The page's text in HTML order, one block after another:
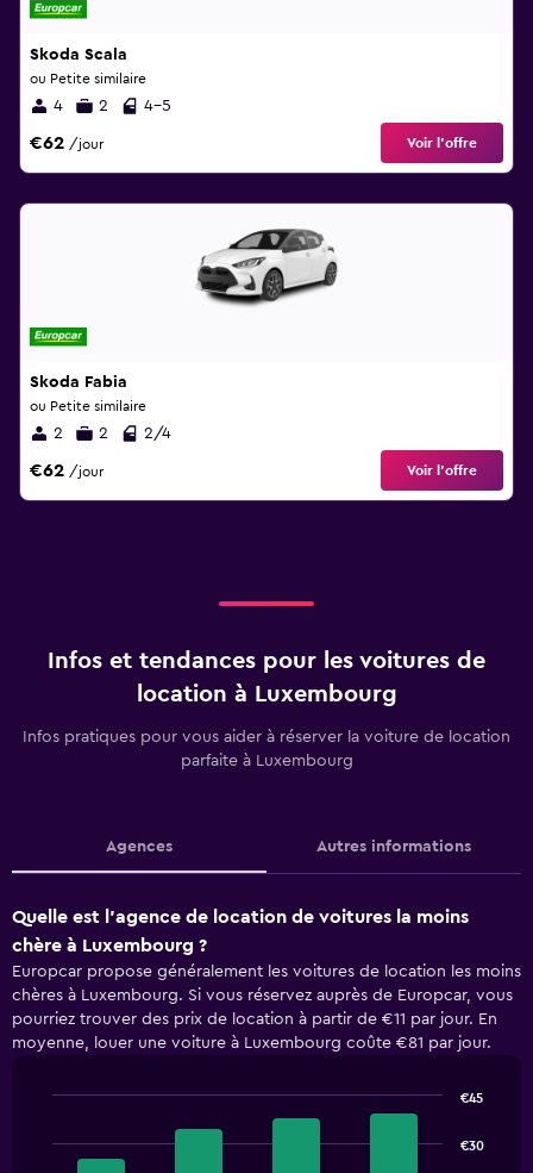
Skoda Scala
ou Petite similaire
4 2 4-5
€62 /jour Voir l’offre
Skoda Fabia
ou Petite similaire
2 2 2/4
€62 /jour Voir l’offre
Infos et tendances pour les voitures de
location à Luxembourg
Infos pratiques pour vous aider à réserver la voiture de location
parfaite à Luxembourg
Agences Autres informations
Quelle est l’agence de location de voitures la moins
chère à Luxembourg ?
Europcar propose généralement les voitures de location les moins
chères à Luxembourg. Si vous réservez auprès de Europcar, vous
pourriez trouver des prix de location à partir de €11 par jour. En
moyenne, louer une voiture à Luxembourg coûte €81 par jour.
€30
€45